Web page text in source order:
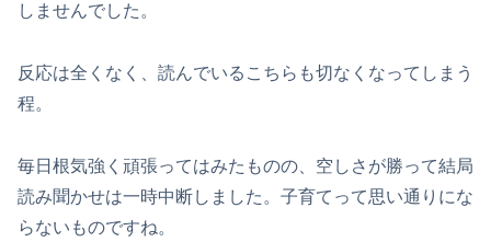
しませんでした。
反応は全くなく、読んでいるこちらも切なくなってしまう
程。
毎日根気強く頑張ってはみたものの、空しさが勝って結局
読み聞かせは一時中断しました。子育てって思い通りにな
らないものですね。